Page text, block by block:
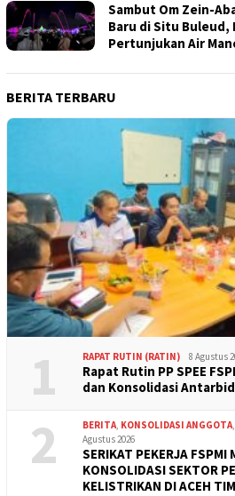
Sambut Om Zein-
Baru di Situ Buleud,
Pertunjukan Air
BERITA TERBARU
1 RAPAT RUTIN (RATIN) 8 Agustus
Rapat Rutin PP SPEE
dan Konsolidasi
2 BERITA, KONSOLIDASI ANGGOTA,
Agustus 2026
SERIKAT PEKERJA FSPMI
KONSOLIDASI SEKTOR
KELISTRIKAN DI ACEH